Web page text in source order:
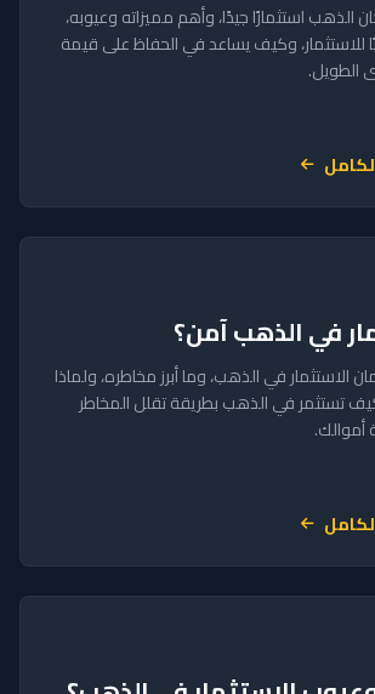
الذهب استثمارًا جيدًا، وأهم مميزاته وعيوبه،
للاستثمار، وكيف يساعد في الحفاظ على قيمة
الطويل.
في الذهب آمن؟
في الذهب، وما أبرز مخاطره، ولماذا
وكيف تستثمر في الذهب بطريقة تقلل المخاطر